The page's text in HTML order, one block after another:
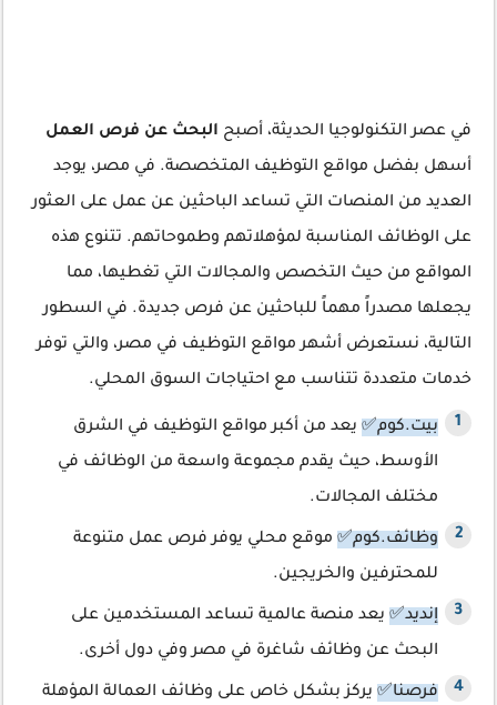
في عصر التكنولوجيا الحديثة، أصبح البحث عن فرص العمل
أسهل بفضل مواقع التوظيف المتخصصة. في مصر، يوجد
العديد من المنصات التي تساعد الباحثين عن عمل على العثور
على الوظائف المناسبة لمؤهلاتهم وطموحاتهم. تتنوع هذه
المواقع من حيث التخصص والمجالات التي تغطيها، مما
يجعلها مصدراً مهماً للباحثين عن فرص جديدة. في السطور
التالية، نستعرض أشهر مواقع التوظيف في مصر، والتي توفر
خدمات متعددة تتناسب مع احتياجات السوق المحلي.
بيت.كوم✅ يعد من أكبر مواقع التوظيف في الشرق
الأوسط، حيث يقدم مجموعة واسعة من الوظائف في
مختلف المجالات.
وظائف.كوم✅ موقع محلي يوفر فرص عمل متنوعة
للمحترفين والخريجين.
إنديد✅ يعد منصة عالمية تساعد المستخدمين على
البحث عن وظائف شاغرة في مصر وفي دول أخرى.
فرصنا✅ يركز بشكل خاص على وظائف العمالة المؤهلة